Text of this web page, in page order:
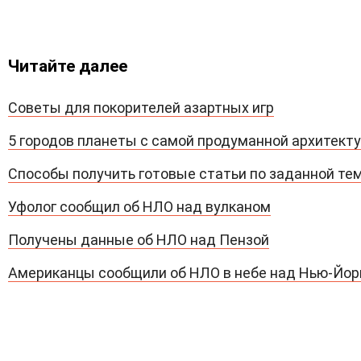
Читайте далее
Советы для покорителей азартных игр
5 городов планеты с самой продуманной
Способы получить готовые статьи по заданной
Уфолог сообщил об НЛО над вулканом
Получены данные об НЛО над Пензой
Американцы сообщили об НЛО в небе над Нью-